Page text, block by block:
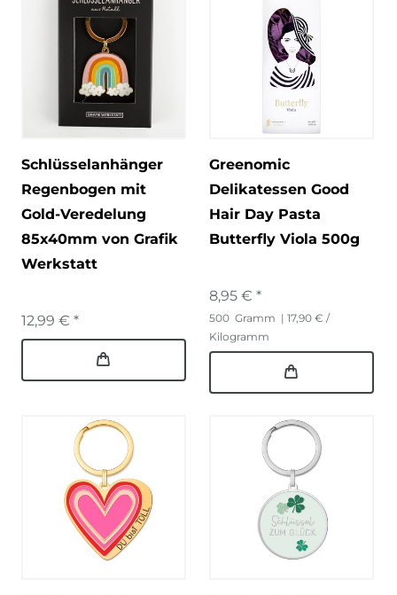
Schlüsselanhänger
Regenbogen mit
Gold-Veredelung
85x40mm von Grafik
Werkstatt
12,99 € *
Greenomic
Delikatessen Good
Hair Day Pasta
Butterfly Viola 500g
8,95 € *
500 Gramm | 17,90 € /
Kilogramm